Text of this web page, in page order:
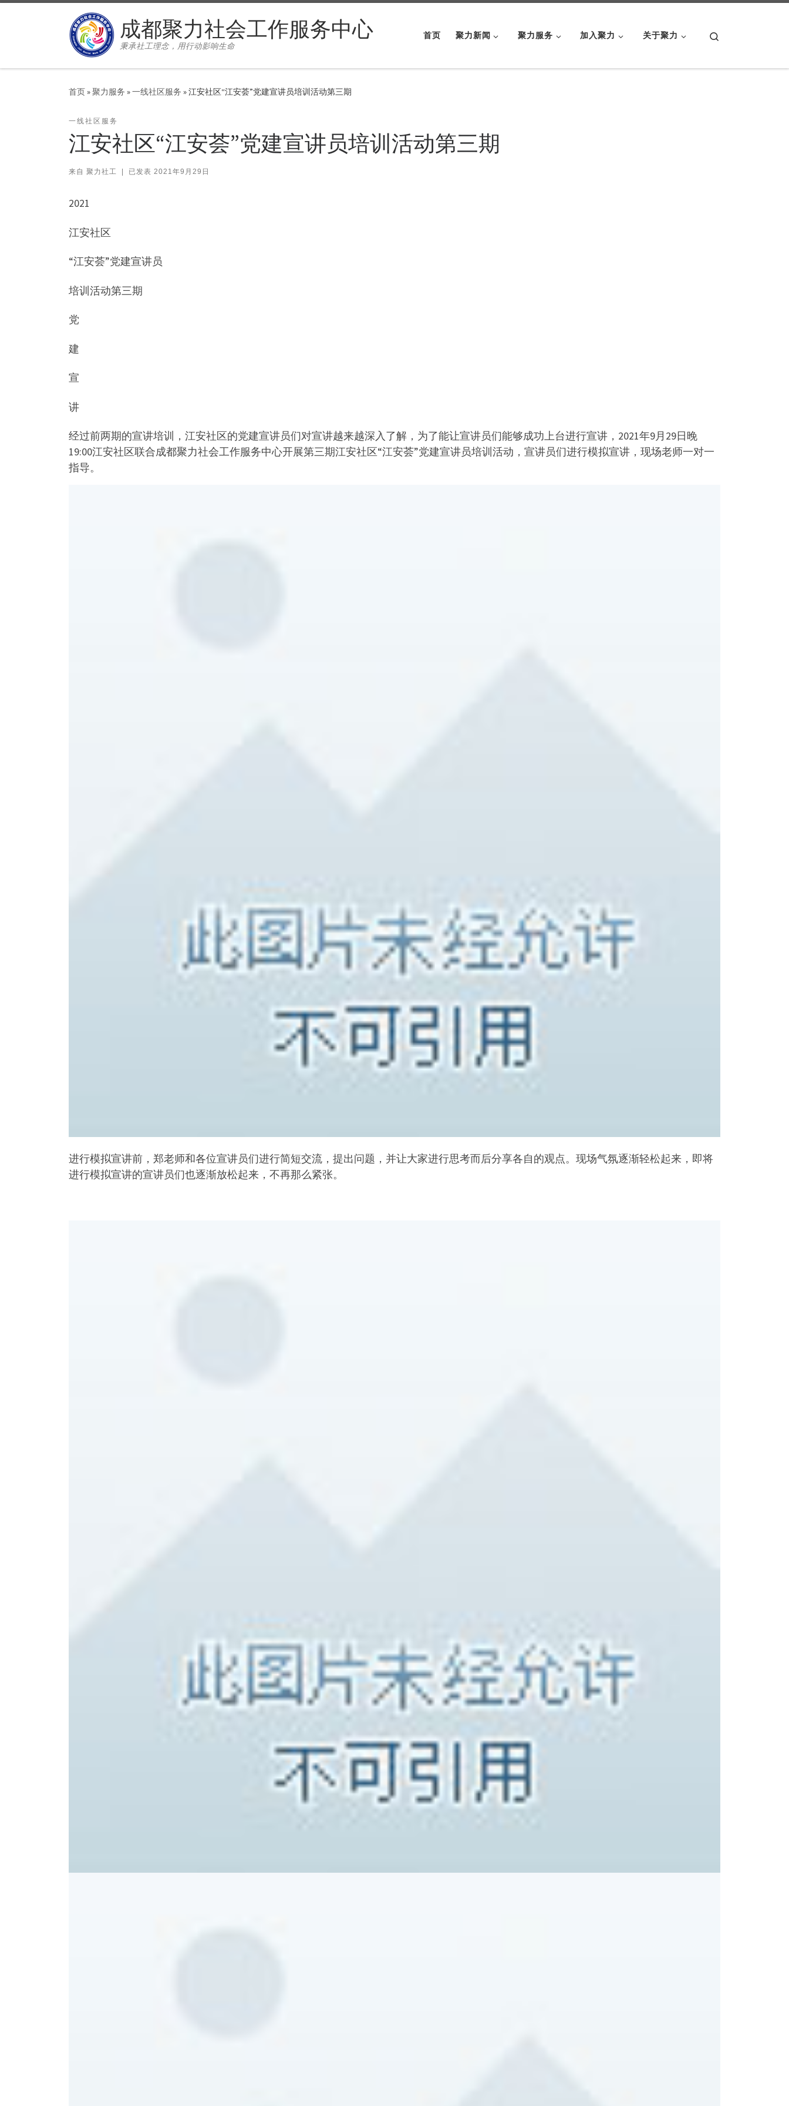
成都聚力社会工作服务中心
秉承社工理念，用行动影响生命
首页 聚力新闻 聚力服务 加入聚力 关于聚力
首页»聚力服务 »一线社区服务 »江安社区“江安荟”党建宣讲员培训活动第三期
一线社区服务
江安社区“江安荟”党建宣讲员培训活动第三期
来自 聚力社工 已发表 2021年9月29日
2021
江安社区
“江安荟”党建宣讲员
培训活动第三期
党
建
宣
讲
经过前两期的宣讲培训，江安社区的党建宣讲员们对宣讲越来越深入了解，为了能让宣讲员们能够成功上台进行宣讲，2021年9月29日晚
19:00江安社区联合成都聚力社会工作服务中心开展第三期江安社区“江安荟”党建宣讲员培训活动，宣讲员们进行模拟宣讲，现场老师一对一
指导。
进行模拟宣讲前，郑老师和各位宣讲员们进行简短交流，提出问题，并让大家进行思考而后分享各自的观点。现场气氛逐渐轻松起来，即将
进行模拟宣讲的宣讲员们也逐渐放松起来，不再那么紧张。